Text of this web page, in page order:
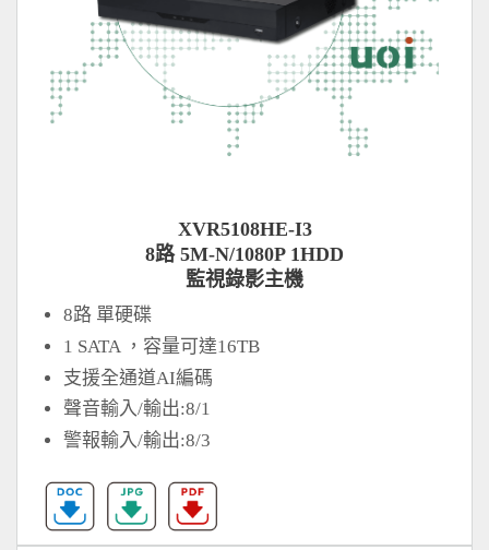
XVR5108HE-I3
8路 5M-N/1080P 1HDD
監視錄影主機
8路 單硬碟
1 SATA ，容量可達16TB
支援全通道AI編碼
聲音輸入/輸出:8/1
警報輸入/輸出:8/3